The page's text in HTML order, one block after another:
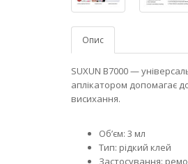
Опис
SUXUN B7000 —
аплікатором допомагає
висихання.
Об’єм: 3 мл
Тип: рідкий клей
Застосування: